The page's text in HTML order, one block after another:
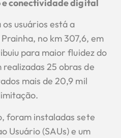
conectividade digital
usuários está a
no km 307,6, em
para maior fluidez do
25 obras de
mais de 20,9 mil
foram instaladas sete
Usuário (SAUs) e um